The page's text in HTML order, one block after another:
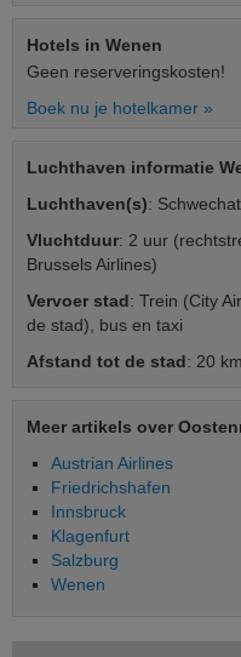
Hotels in Wenen
Geen reserveringskosten!
Boek nu je hotelkamer »
Luchthaven informatie
Luchthaven(s):
Vluchtduur: 2 uur
Brussels Airlines)
Vervoer stad: Trein (City
de stad), bus en taxi
Afstand tot de stad: 20
Meer artikels over
Austrian Airlines
Friedrichshafen
Innsbruck
Klagenfurt
Salzburg
Wenen